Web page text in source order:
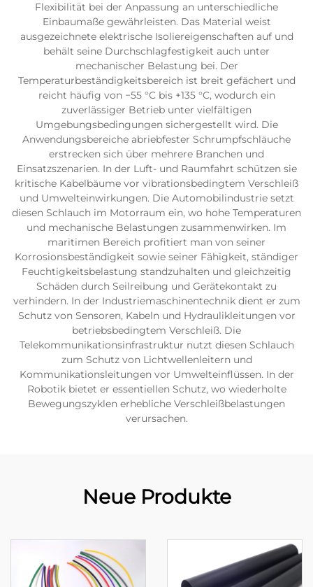
Flexibilität bei der Anpassung an unterschiedliche
Einbaumaße gewährleisten. Das Material weist
ausgezeichnete elektrische Isoliereigenschaften auf und
behält seine Durchschlagfestigkeit auch unter
mechanischer Belastung bei. Der
Temperaturbeständigkeitsbereich ist breit gefächert und
reicht häufig von −55 °C bis +135 °C, wodurch ein
zuverlässiger Betrieb unter vielfältigen
Umgebungsbedingungen sichergestellt wird. Die
Anwendungsbereiche abriebfester Schrumpfschläuche
erstrecken sich über mehrere Branchen und
Einsatzszenarien. In der Luft- und Raumfahrt schützen sie
kritische Kabelbäume vor vibrationsbedingtem Verschleiß
und Umwelteinwirkungen. Die Automobilindustrie setzt
diesen Schlauch im Motorraum ein, wo hohe Temperaturen
und mechanische Belastungen zusammenwirken. Im
maritimen Bereich profitiert man von seiner
Korrosionsbeständigkeit sowie seiner Fähigkeit, ständiger
Feuchtigkeitsbelastung standzuhalten und gleichzeitig
Schäden durch Seilreibung und Gerätekontakt zu
verhindern. In der Industriemaschinentechnik dient er zum
Schutz von Sensoren, Kabeln und Hydraulikleitungen vor
betriebsbedingtem Verschleiß. Die
Telekommunikationsinfrastruktur nutzt diesen Schlauch
zum Schutz von Lichtwellenleitern und
Kommunikationsleitungen vor Umwelteinflüssen. In der
Robotik bietet er essentiellen Schutz, wo wiederholte
Bewegungszyklen erhebliche Verschleißbelastungen
verursachen.
Neue Produkte